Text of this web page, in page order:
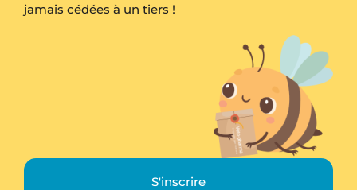
jamais cédées à un tiers !
S'inscrire